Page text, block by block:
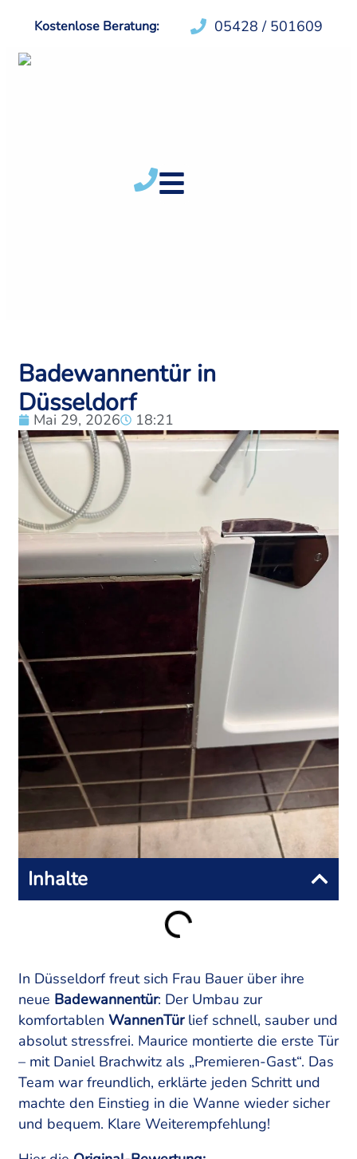
Kostenlose Beratung: 05428 / 501609
Badewannentür in
Düsseldorf
Mai 29, 2026 18:21
Inhalte
In Düsseldorf freut sich Frau Bauer über ihre
neue Badewannentür: Der Umbau zur
komfortablen WannenTürlief schnell, sauber und
absolut stressfrei. Maurice montierte die erste Tür
– mit Daniel Brachwitz als „Premieren-Gast“. Das
Team war freundlich, erklärte jeden Schritt und
machte den Einstieg in die Wanne wieder sicher
und bequem. Klare Weiterempfehlung!